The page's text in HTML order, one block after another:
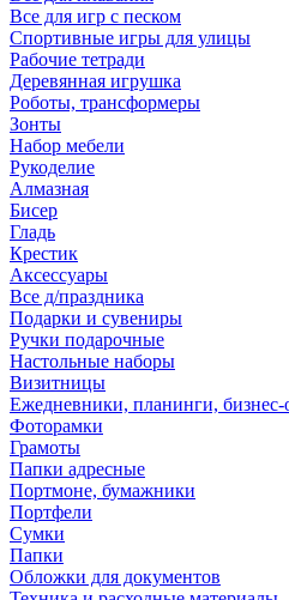
Все для игр с песком
Спортивные игры для улицы
Рабочие тетради
Деревянная игрушка
Роботы, трансформеры
Зонты
Набор мебели
Рукоделие
Алмазная
Бисер
Гладь
Крестик
Аксессуары
Все д/праздника
Подарки и сувениры
Ручки подарочные
Настольные наборы
Визитницы
Ежедневники, планинги, бизнес-
Фоторамки
Грамоты
Папки адресные
Портмоне, бумажники
Портфели
Сумки
Папки
Обложки для документов